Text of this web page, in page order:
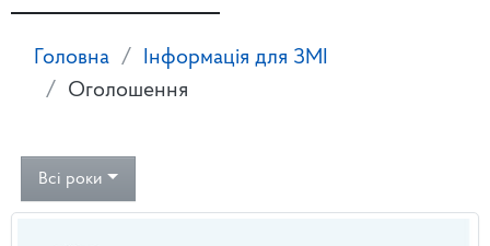
Головна
Інформація для ЗМІ
Оголошення
Всі роки